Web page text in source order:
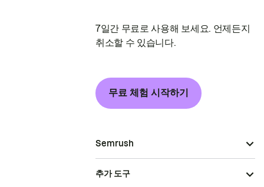
7일간 무료로 사용해 보세요. 언제든지
취소할 수 있습니다.
무료 체험 시작하기
Semrush
추가 도구